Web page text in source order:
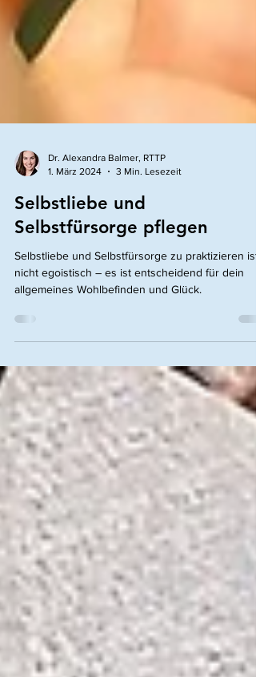
1. März 2024
3 Min. Lesezeit
Selbstliebe und
Selbstfürsorge pflegen
Selbstliebe und Selbstfürsorge zu praktizieren ist
nicht egoistisch – es ist entscheidend für dein
allgemeines Wohlbefinden und Glück.